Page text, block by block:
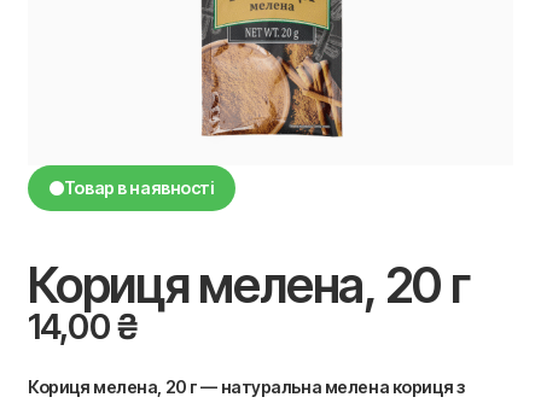
Товар в наявності
Кориця мелена, 20 г
14,00₴
Кориця мелена, 20 г — натуральна мелена кориця з